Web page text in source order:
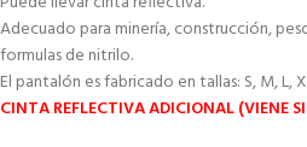
Adecuado para minería, construcción,
formulas de nitrilo.
El pantalón es fabricado en tallas: S, M, L,
CINTA REFLECTIVA ADICIONAL (VIENE